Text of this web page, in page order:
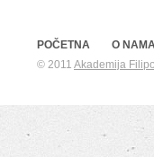
POČETNA O
© 2011 Akademija